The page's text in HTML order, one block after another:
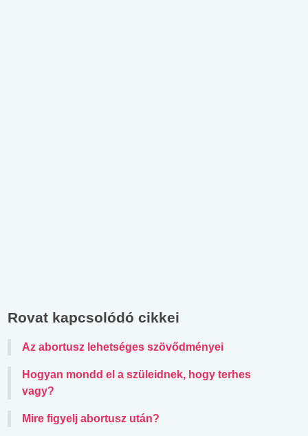
Rovat kapcsolódó cikkei
Az abortusz lehetséges szövődményei
Hogyan mondd el a szüleidnek, hogy terhes
vagy?
Mire figyelj abortusz után?